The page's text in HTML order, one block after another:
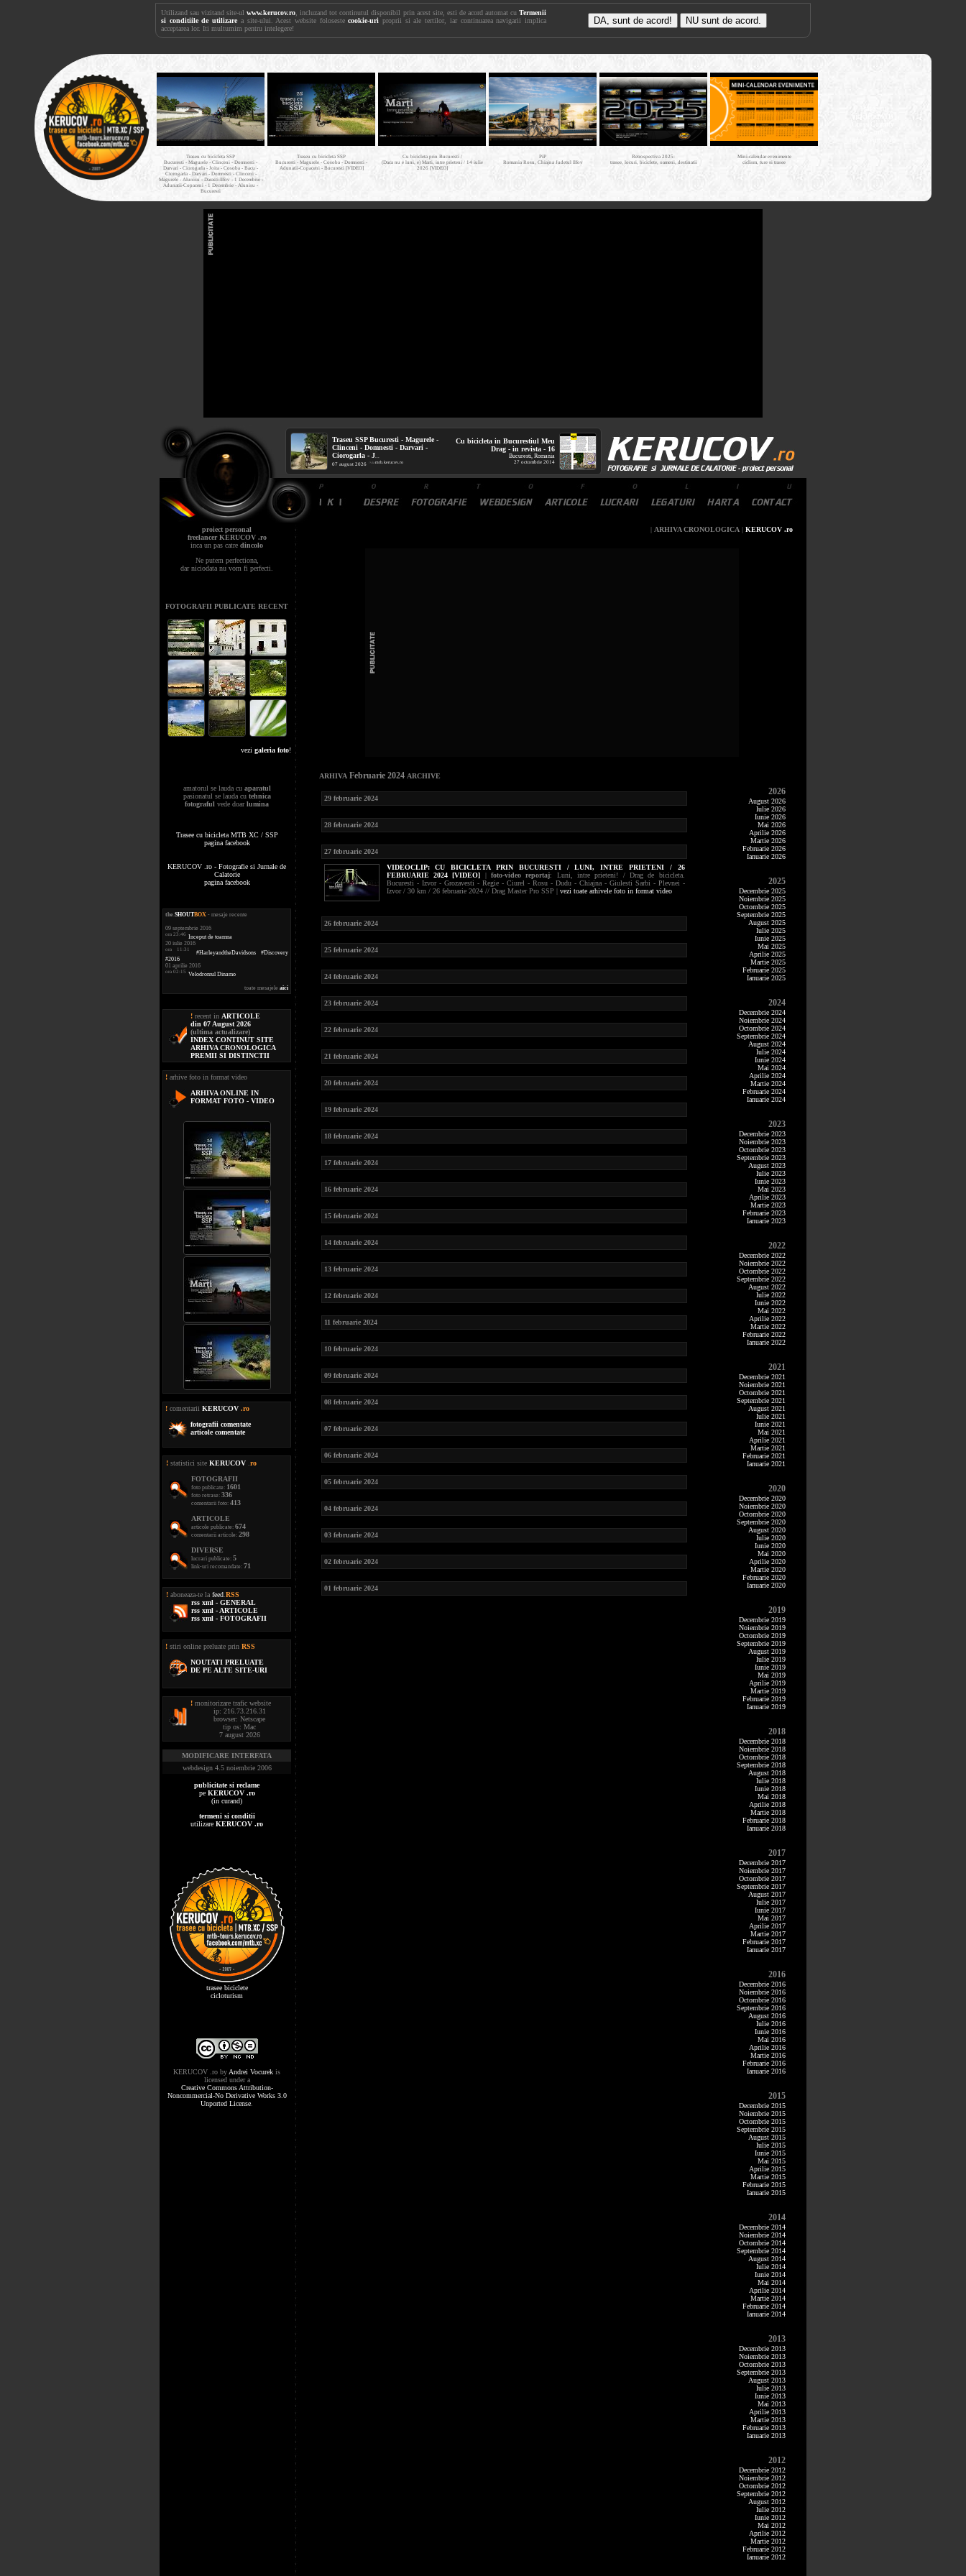
Utilizand sau vizitand site-ulwww.kerucov.ro , incluzand tot continutul disponibil prin acest site, esti de acord automat cuTermenii
si conditiile de utilizare a site-ului. Acest website folosestecookie-uri proprii si ale tertilor, iar continuarea navigarii implica
acceptarea lor. Iti multumim pentru intelegere!
Traseu cu bicicleta SSP
Bucuresti - Magurele - Clinceni - Domnesti -
Darvari - Ciorogarla - Joita - Cosoba - Bacu -
Ciorogarla - Darvari - Domnesti - Clinceni -
Magurele - Alunisu - Darasti-Ilfov - 1 Decembrie -
Adunatii-Copaceni - 1 Decembrie - Alunisu -
Bucuresti
Traseu cu bicicleta SSP
Bucuresti - Magurele - Cosoba - Domnesti -
Adunatii-Copaceni - Bucuresti [VIDEO]
Cu bicicleta prin Bucuresti /
(Daca nu e luni, e) Marti, intre prieteni / 14 iulie
2026 [VIDEO]
PiP
Romania Rosu, Chiajna Judetul Ilfov
Retrospectiva 2025:
trasee, locuri, biciclete, oameni, destinatii
Mini-calendar evenimente
ciclism, ture si trasee
bicicleta MTB
Traseu SSP Bucuresti - Magurele -
Clinceni - Domnesti - Darvari -
Ciorogarla - J...
07 august 2026 / via mtb.kerucov.ro
Cu bicicleta in Bucurestiul Meu
Drag - in revista - 16
Bucuresti, Romania
27 octombrie 2014
proiect personal
freelancer KERUCOV .ro
inca un pas catre dincolo
Ne putem perfectiona,
dar niciodata nu vom fi perfecti.
FOTOGRAFII PUBLICATE RECENT
vezi galeria foto!
amatorul se lauda cu aparatul
pasionatul se lauda cu tehnica
fotograful vede doarlumina
Trasee cu bicicleta MTB XC / SSP
pagina facebook
KERUCOV .ro - Fotografie si Jurnale de
Calatorie
pagina facebook
the.SHOUTBOX - mesaje recente
09 septembrie 2016
ora 23:46 Inceput de toamna
20 iulie 2016
ora 11:31
#HarleyandtheDavidsons #Discovery
#2016
01 aprilie 2016
ora 02:15 Velodromul Dinamo
toate mesajele aici
! recent in ARTICOLE
din 07 August 2026
(ultima actualizare)
INDEX CONTINUT SITE
ARHIVA CRONOLOGICA
PREMII SI DISTINCTII
! arhive foto in format video
ARHIVA ONLINE IN
FORMAT FOTO - VIDEO
! comentarii KERUCOV .ro
fotografii comentate
articole comentate
! statistici site KERUCOV ro
FOTOGRAFII
foto publicate: 1601
foto retrase: 336
comentarii foto: 413
ARTICOLE
articole publicate: 674
comentarii articole: 298
DIVERSE
lucrari publicate: 5
link-uri recomandate: 71
! aboneaza-te la feed RSS
rss xml - GENERAL
rss xml - ARTICOLE
rss xml - FOTOGRAFII
! stiri online preluate prin RSS
NOUTATI PRELUATE
DE PE ALTE SITE-URI
! monitorizare trafic website
ip: 216.73.216.31
browser: Netscape
tip os: Mac
7 august 2026
MODIFICARE INTERFATA
webdesign 4.5 noiembrie 2006
publicitate si reclame
pe KERUCOV .ro
(in curand)
termeni si conditii
utilizare KERUCOV .ro
trasee biciclete
cicloturism
KERUCOV .ro by Andrei Vocurek is
licensed under a
Creative Commons Attribution-
Noncommercial-No Derivative Works 3.0
Unported License
| ARHIVA CRONOLOGICA | KERUCOV .ro
ARHIVA Februarie 2024 ARCHIVE
29 februarie 2024
28 februarie 2024
27 februarie 2024
VIDEOCLIP:
CU BICICLETA PRIN BUCURESTI / LUNI, INTRE PRIETENI / 26
FEBRUARIE 2024 [VIDEO] | foto-video reportaj: Luni, intre prieteni! / Drag de bicicleta.
Bucuresti - Izvor - Grozavesti - Regie - Ciurel - Rosu - Dudu - Chiajna - Giulesti Sarbi - Plevnei -
Izvor / 30 km / 26 februarie 2024 // Drag Master Pro SSP | vezi toate arhivele foto in format video
26 februarie 2024
25 februarie 2024
24 februarie 2024
23 februarie 2024
22 februarie 2024
21 februarie 2024
20 februarie 2024
19 februarie 2024
18 februarie 2024
17 februarie 2024
16 februarie 2024
15 februarie 2024
14 februarie 2024
13 februarie 2024
12 februarie 2024
11 februarie 2024
10 februarie 2024
09 februarie 2024
08 februarie 2024
07 februarie 2024
06 februarie 2024
05 februarie 2024
04 februarie 2024
03 februarie 2024
02 februarie 2024
01 februarie 2024
2026
August 2026
Iulie 2026
Iunie 2026
Mai 2026
Aprilie 2026
Martie 2026
Februarie 2026
Ianuarie 2026
2025
Decembrie 2025
Noiembrie 2025
Octombrie 2025
Septembrie 2025
August 2025
Iulie 2025
Iunie 2025
Mai 2025
Aprilie 2025
Martie 2025
Februarie 2025
Ianuarie 2025
2024
Decembrie 2024
Noiembrie 2024
Octombrie 2024
Septembrie 2024
August 2024
Iulie 2024
Iunie 2024
Mai 2024
Aprilie 2024
Martie 2024
Februarie 2024
Ianuarie 2024
2023
Decembrie 2023
Noiembrie 2023
Octombrie 2023
Septembrie 2023
August 2023
Iulie 2023
Iunie 2023
Mai 2023
Aprilie 2023
Martie 2023
Februarie 2023
Ianuarie 2023
2022
Decembrie 2022
Noiembrie 2022
Octombrie 2022
Septembrie 2022
August 2022
Iulie 2022
Iunie 2022
Mai 2022
Aprilie 2022
Martie 2022
Februarie 2022
Ianuarie 2022
2021
Decembrie 2021
Noiembrie 2021
Octombrie 2021
Septembrie 2021
August 2021
Iulie 2021
Iunie 2021
Mai 2021
Aprilie 2021
Martie 2021
Februarie 2021
Ianuarie 2021
2020
Decembrie 2020
Noiembrie 2020
Octombrie 2020
Septembrie 2020
August 2020
Iulie 2020
Iunie 2020
Mai 2020
Aprilie 2020
Martie 2020
Februarie 2020
Ianuarie 2020
2019
Decembrie 2019
Noiembrie 2019
Octombrie 2019
Septembrie 2019
August 2019
Iulie 2019
Iunie 2019
Mai 2019
Aprilie 2019
Martie 2019
Februarie 2019
Ianuarie 2019
2018
Decembrie 2018
Noiembrie 2018
Octombrie 2018
Septembrie 2018
August 2018
Iulie 2018
Iunie 2018
Mai 2018
Aprilie 2018
Martie 2018
Februarie 2018
Ianuarie 2018
2017
Decembrie 2017
Noiembrie 2017
Octombrie 2017
Septembrie 2017
August 2017
Iulie 2017
Iunie 2017
Mai 2017
Aprilie 2017
Martie 2017
Februarie 2017
Ianuarie 2017
2016
Decembrie 2016
Noiembrie 2016
Octombrie 2016
Septembrie 2016
August 2016
Iulie 2016
Iunie 2016
Mai 2016
Aprilie 2016
Martie 2016
Februarie 2016
Ianuarie 2016
2015
Decembrie 2015
Noiembrie 2015
Octombrie 2015
Septembrie 2015
August 2015
Iulie 2015
Iunie 2015
Mai 2015
Aprilie 2015
Martie 2015
Februarie 2015
Ianuarie 2015
2014
Decembrie 2014
Noiembrie 2014
Octombrie 2014
Septembrie 2014
August 2014
Iulie 2014
Iunie 2014
Mai 2014
Aprilie 2014
Martie 2014
Februarie 2014
Ianuarie 2014
2013
Decembrie 2013
Noiembrie 2013
Octombrie 2013
Septembrie 2013
August 2013
Iulie 2013
Iunie 2013
Mai 2013
Aprilie 2013
Martie 2013
Februarie 2013
Ianuarie 2013
2012
Decembrie 2012
Noiembrie 2012
Octombrie 2012
Septembrie 2012
August 2012
Iulie 2012
Iunie 2012
Mai 2012
Aprilie 2012
Martie 2012
Februarie 2012
Ianuarie 2012